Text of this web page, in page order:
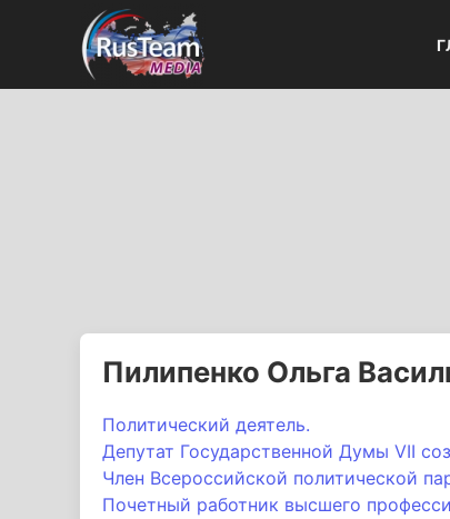
Пилипенко Ольга
Политический деятель.
Депутат Государственной Думы VII
Член Всероссийской политической
Почетный работник высшего